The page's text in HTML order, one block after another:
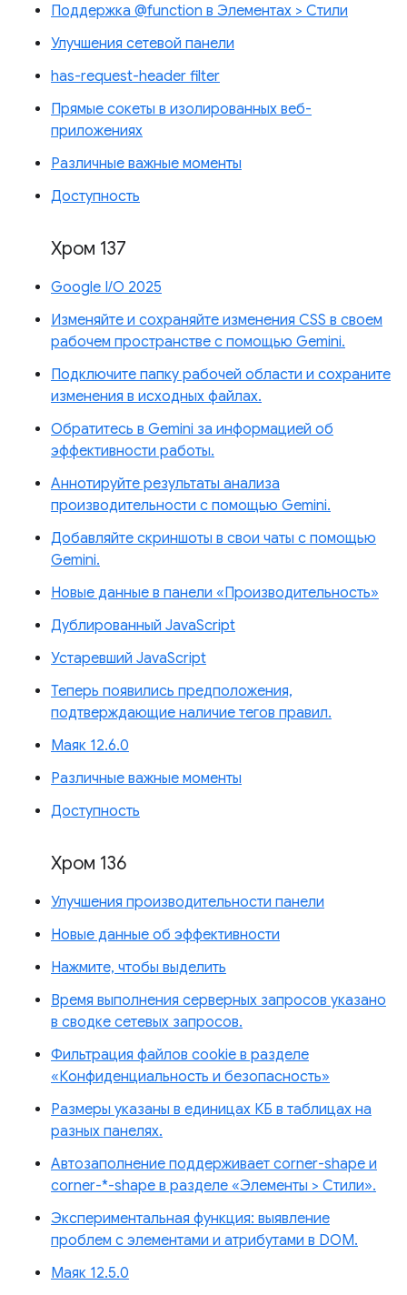
Поддержка @function в Элементах > Стили
Улучшения сетевой панели
has-request-header filter
Прямые сокеты в изолированных веб-
приложениях
Различные важные моменты
Доступность
Хром 137
Google I/O 2025
Изменяйте и сохраняйте изменения CSS в своем
рабочем пространстве с помощью Gemini.
Подключите папку рабочей области и сохраните
изменения в исходных файлах.
Обратитесь в Gemini за информацией об
эффективности работы.
Аннотируйте результаты анализа
производительности с помощью Gemini.
Добавляйте скриншоты в свои чаты с помощью
Gemini.
Новые данные в панели «Производительность»
Дублированный JavaScript
Устаревший JavaScript
Теперь появились предположения,
подтверждающие наличие тегов правил.
Маяк 12.6.0
Различные важные моменты
Доступность
Хром 136
Улучшения производительности панели
Новые данные об эффективности
Нажмите, чтобы выделить
Время выполнения серверных запросов указано
в сводке сетевых запросов.
Фильтрация файлов cookie в разделе
«Конфиденциальность и безопасность»
Размеры указаны в единицах КБ в таблицах на
разных панелях.
Автозаполнение поддерживает corner-shape и
corner-*-shape в разделе «Элементы > Стили».
Экспериментальная функция: выявление
проблем с элементами и атрибутами в DOM.
Маяк 12.5.0